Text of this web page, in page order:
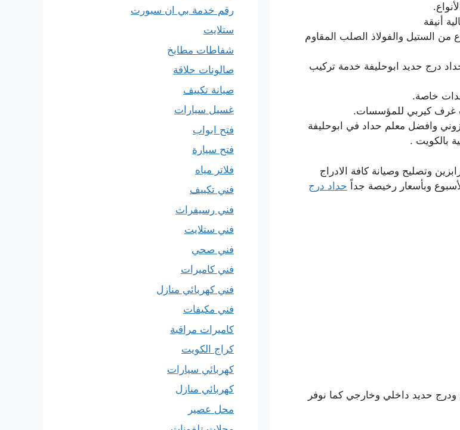
أنيقة
الستيل والفولاذ الصلب المقاوم
درج حديد ابوحليفة خدمة تركيب
خاصة.
غرف كيربي للمؤسسات.
وافضل معلم حداد في ابوحليفة
بالكويت .
وتصليح وصيانة كافة الادراج
حداد درج
ودرج حديد داخلي وخارجي كما نوفر
رقم خدمة بي ان سبورت
ستلايت
شفاطات مطابخ
صالونات حلاقة
صيانة تكييف
غسيل سيارات
فتح ابواب
فتح سيارة
فلاتر مياه
فني تكييف
فني رسيفرات
فني ستلايت
فني صحي
فني كاميرات
فني كهربائي منازل
فني مكيفات
كاميرات مراقبة
كراج الكويت
كهربائي سيارات
كهربائي منازل
محل عصير